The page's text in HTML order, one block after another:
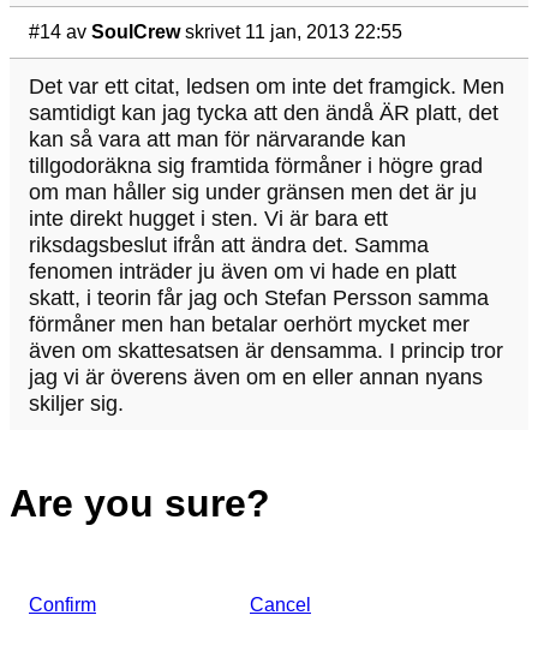
#14 av SoulCrew skrivet 11 jan, 2013 22:55
Det var ett citat, ledsen om inte det framgick. Men
samtidigt kan jag tycka att den ändå ÄR platt, det
kan så vara att man för närvarande kan
tillgodoräkna sig framtida förmåner i högre grad
om man håller sig under gränsen men det är ju
inte direkt hugget i sten. Vi är bara ett
riksdagsbeslut ifrån att ändra det. Samma
fenomen inträder ju även om vi hade en platt
skatt, i teorin får jag och Stefan Persson samma
förmåner men han betalar oerhört mycket mer
även om skattesatsen är densamma. I princip tror
jag vi är överens även om en eller annan nyans
skiljer sig.
Are you sure?
Confirm Cancel